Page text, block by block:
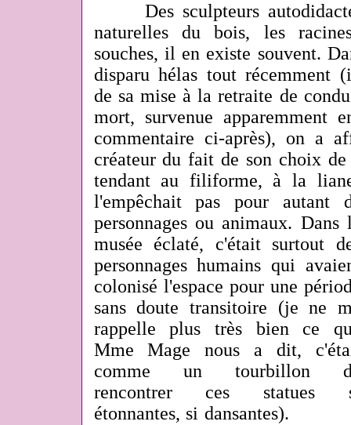
Des sculpteurs
naturelles du bois, les
souches, il en existe souvent.
disparu hélas tout
de sa mise à la retraite de
mort, survenue apparemment
commentaire ci-après), on a
créateur du fait de son choix
tendant au filiforme, à la
l'empêchait pas pour
personnages ou animaux. Dans
musée éclaté, c'était surtout
personnages humains qui
colonisé l'espace pour une
sans doute transitoire (je ne
rappelle plus très bien ce
Mme Mage nous a dit,
comme un tourbillon
rencontrer ces statues
étonnantes, si dansantes).